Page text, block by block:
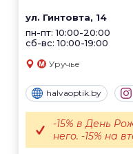
ул. Гинтовта, 14
пн-пт: 10:00-20:00
сб-вс: 10:00-19:00
Уручье
halvaoptik.by
-15% в День
него. -15% на